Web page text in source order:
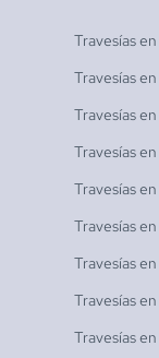
Travesías en
Travesías en
Travesías en
Travesías en
Travesías en
Travesías en
Travesías en
Travesías en
Travesías en